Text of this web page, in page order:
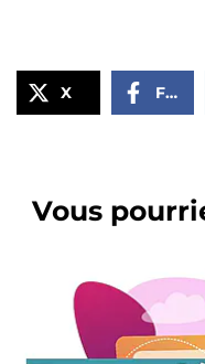
X Facebook
Vous